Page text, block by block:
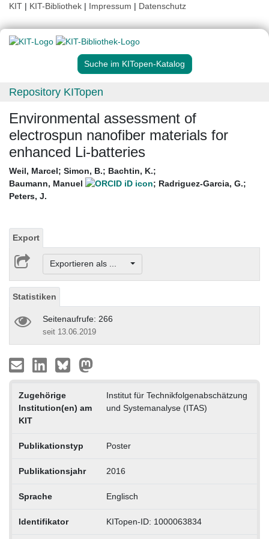
KIT | KIT-Bibliothek | Impressum | Datenschutz
Suche im KITopen-Katalog
Repository KITopen
Environmental assessment of
electrospun nanofiber materials for
enhanced Li-batteries
Weil, Marcel; Simon, B.; Bachtin, K.;
Baumann, Manuel
; Radriguez-Garcia, G.;
Peters, J.
Export
Exportieren als ...
Statistiken
Seitenaufrufe: 266
seit 13.06.2019
Zugehörige
Institution(en) am
KIT
Institut für Technikfolgenabschätzung
und Systemanalyse (ITAS)
Publikationstyp Poster
Publikationsjahr 2016
Sprache Englisch
Identifikator KITopen-ID: 1000063834